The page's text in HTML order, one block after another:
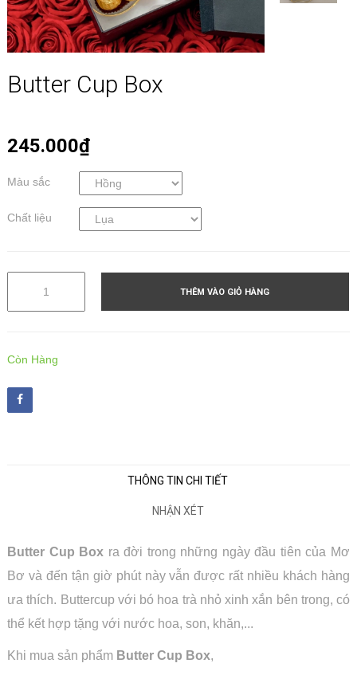
Butter Cup Box
245.000₫
Màu sắc
Chất liệu
THÊM VÀO GIỎ HÀNG
Còn Hàng
THÔNG TIN CHI TIẾT
NHẬN XÉT
Butter Cup Box ra đời trong những ngày đầu tiên của Mơ
Bơ và đến tận giờ phút này vẫn được rất nhiều khách hàng
ưa thích. Buttercup với bó hoa trà nhỏ xinh xắn bên trong, có
thể kết hợp tặng với nước hoa, son, khăn,...
Khi mua sản phẩm Butter Cup Box,